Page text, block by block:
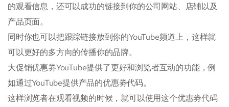
的观看信息，还可以成功的链接到你的公司网站、店铺以及
产品页面。
同时你也可以把跟踪链接放到你的YouTube频道上，这样就
可以更好的多方向的传播你的品牌。
大促销优惠劵YouTube提供了更好和浏览者互动的功能，例
如通过YouTube提供产品的优惠劵代码。
这样浏览者在观看视频的时候，就可以使用这个优惠劵代码